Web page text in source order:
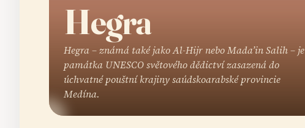
Hegra
Hegra – známá také jako Al-Hijr nebo Mada’in Salih – je
památka UNESCO světového dědictví zasazená do
úchvatné pouštní krajiny saúdskoarabské provincie
Medína.